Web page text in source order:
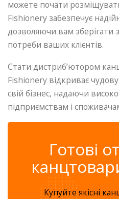
можете почати
Fishionery забезпечує
дозволяючи вам зберігати
потреби ваших клієнтів.
Стати дистриб’ютором
Fishionery відкриває
свій бізнес, надаючи
підприємствам і
Готові
Купуйте якісні